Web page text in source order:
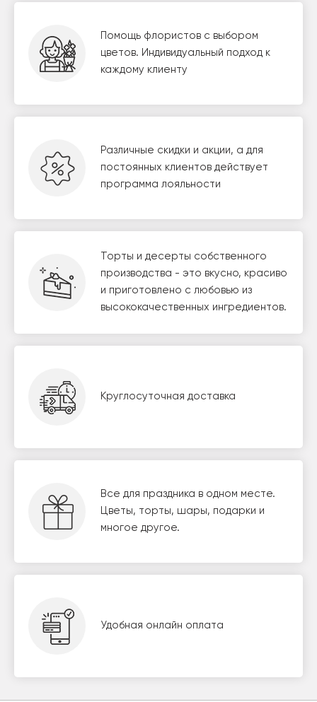
Помощь флористов с выбором
цветов. Индивидуальный подход к
каждому клиенту
Различные скидки и акции, а для
постоянных клиентов действует
программа лояльности
Торты и десерты собственного
производства - это вкусно, красиво
и приготовлено с любовью из
высококачественных ингредиентов.
Круглосуточная доставка
Все для праздника в одном месте.
Цветы, торты, шары, подарки и
многое другое.
Удобная онлайн оплата